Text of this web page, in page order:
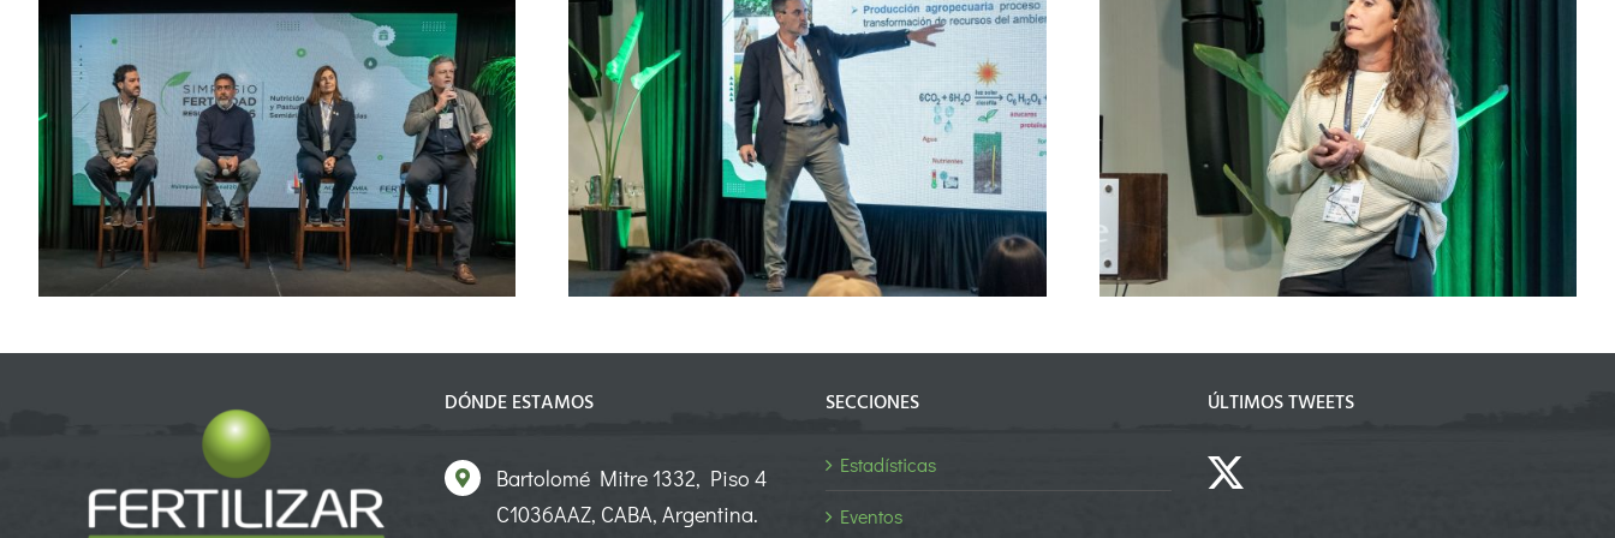
Conferencia N° 3: Mirada integrada
del manejo de la nutrición en sistemas
con limitaciones hídricas
Panel Técnico – Módulo 4:
Innovaciones para nutrir efectiva y
responsablemente cultivos y pasturas
– Girasol y Soja
Apertura Simposio Fertilidad Regional
2026
DÓNDE ESTAMOS
Bartolomé Mitre 1332, Piso 4
C1036AAZ, CABA, Argentina.
SECCIONES
Estadísticas
Eventos
ÚLTIMOS TWEETS